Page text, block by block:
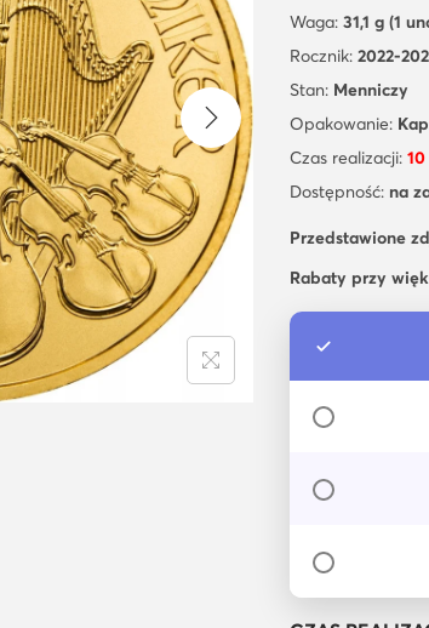
Waga: 31,1 g (1
Rocznik: 2022-
Stan: Menniczy
Opakowanie:
Czas realizacji:
Dostępność: na
Przedstawione
Rabaty przy